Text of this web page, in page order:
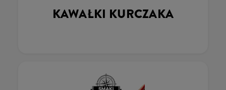
KAWAŁKI KURCZAKA